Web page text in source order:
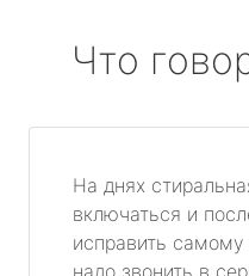
Что
На днях
включаться и
исправить